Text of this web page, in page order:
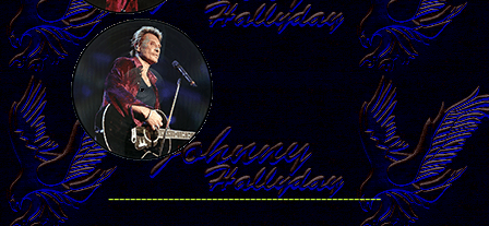
--------------------------------------------------